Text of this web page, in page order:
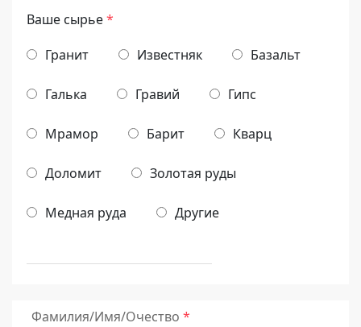
Ваше сырье*
Гранит
Известняк Базальт
Галька Гравий Гипс
Мрамор Барит Кварц
Доломит Золотая руды
Медная руда Другие
Фамилия/Имя/Очество